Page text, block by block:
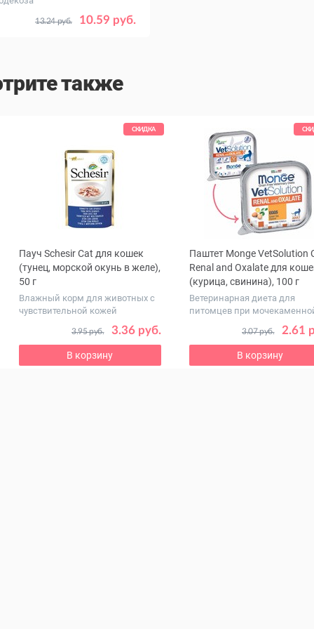
10.59 руб.
13.24 руб.
также
СКИДКА
Пауч Schesir Cat для кошек
(тунец, морской окунь в желе),
50 г
Влажный корм для животных с
чувствительной кожей
3.36 руб.
3.95 руб.
В корзину
Паштет Monge VetSolution
Renal and Oxalate для
(курица, свинина), 100 г
Ветеринарная диета для
питомцев при
2.61
3.07 руб.
В корзину